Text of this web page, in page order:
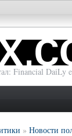
Financial DaiLy
»Новости